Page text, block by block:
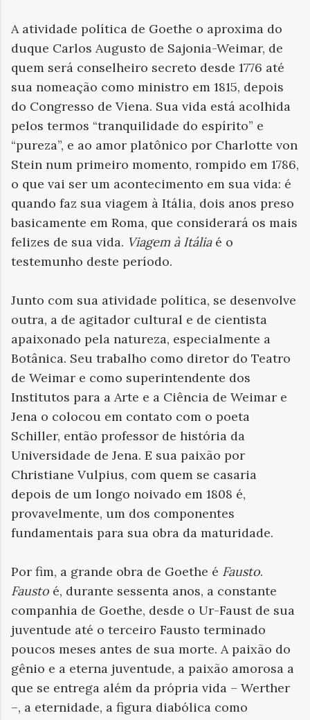
A atividade política de Goethe o aproxima do
duque Carlos Augusto de Sajonia-Weimar, de
quem será conselheiro secreto desde 1776 até
sua nomeação como ministro em 1815, depois
do Congresso de Viena. Sua vida está acolhida
pelos termos “tranquilidade do espírito” e
“pureza”, e ao amor platônico por Charlotte von
Stein num primeiro momento, rompido em 1786,
o que vai ser um acontecimento em sua vida: é
quando faz sua viagem à Itália, dois anos preso
basicamente em Roma, que considerará os mais
felizes de sua vida. Viagem à Itália é o
testemunho deste período.
Junto com sua atividade política, se desenvolve
outra, a de agitador cultural e de cientista
apaixonado pela natureza, especialmente a
Botânica. Seu trabalho como diretor do Teatro
de Weimar e como superintendente dos
Institutos para a Arte e a Ciência de Weimar e
Jena o colocou em contato com o poeta
Schiller, então professor de história da
Universidade de Jena. E sua paixão por
Christiane Vulpius, com quem se casaria
depois de um longo noivado em 1808 é,
provavelmente, um dos componentes
fundamentais para sua obra da maturidade.
Por fim, a grande obra de Goethe é Fausto.
Fausto é, durante sessenta anos, a constante
companhia de Goethe, desde o Ur-Faust de sua
juventude até o terceiro Fausto terminado
poucos meses antes de sua morte. A paixão do
gênio e a eterna juventude, a paixão amorosa a
que se entrega além da própria vida – Werther
–, a eternidade, a figura diabólica como